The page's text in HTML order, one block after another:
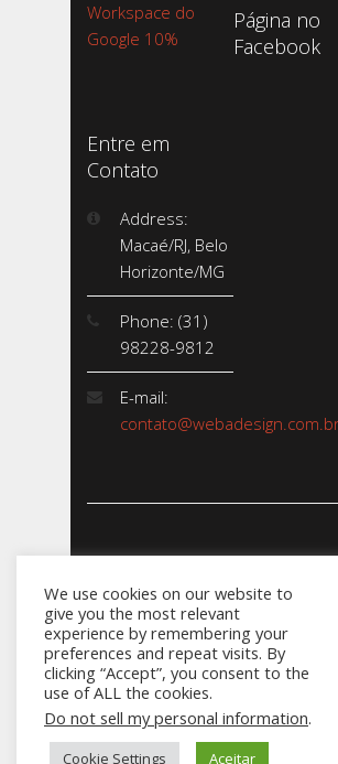
Workspace do
Google 10%
Página no
Facebook
Entre em
Contato
Address:
Macaé/RJ, Belo
Horizonte/MG
Phone: (31)
98228-9812
E-mail:
Webadesign - Empresa de
Desenvolvimento de Sites -
CNPJ: 23.856.204/0001-­24
031
We use cookies on our website to
give you the most relevant
experience by remembering your
preferences and repeat visits. By
clicking “Accept”, you consent to the
use of ALL the cookies.
Do not sell my personal information.
Cookie Settings Aceitar